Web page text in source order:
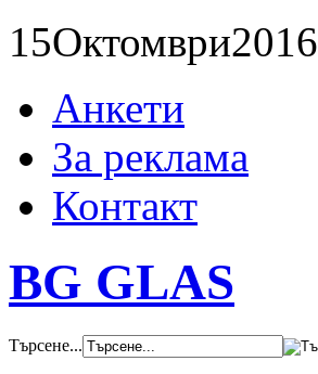
15Октомври2016
Анкети
За реклама
Контакт
BG GLAS
Търсене...